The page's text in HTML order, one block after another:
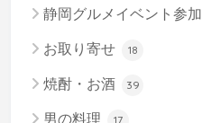
静岡グルメイベント参加
お取り寄せ 18
焼酎・お酒 39
男の料理 17